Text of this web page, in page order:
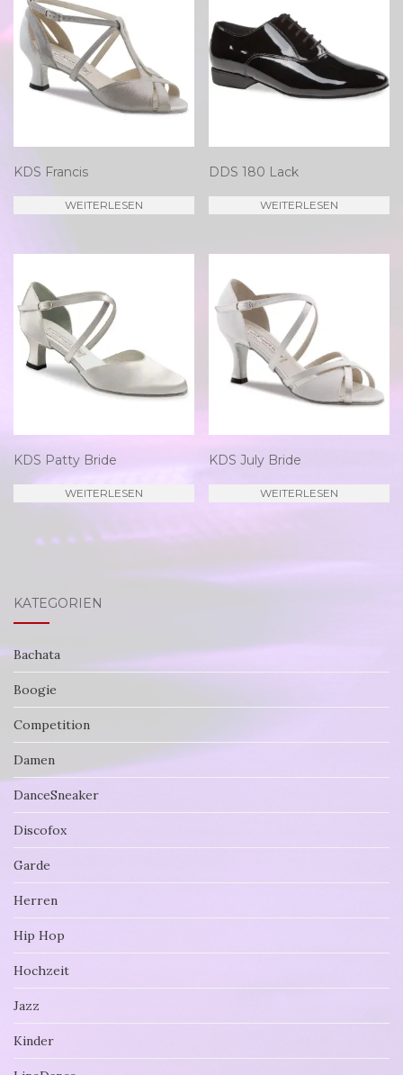
KDS Francis
WEITERLESEN
DDS 180 Lack
WEITERLESEN
KDS Patty Bride
WEITERLESEN
KDS July Bride
WEITERLESEN
KATEGORIEN
Bachata
Boogie
Competition
Damen
DanceSneaker
Discofox
Garde
Herren
Hip Hop
Hochzeit
Jazz
Kinder